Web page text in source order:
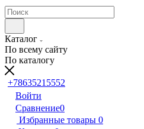
Каталог
По всему сайту
По каталогу
+78635215552
Войти
Сравнение0
Избранные товары 0